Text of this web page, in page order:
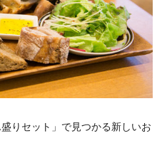
りセット」で見つかる新しいお